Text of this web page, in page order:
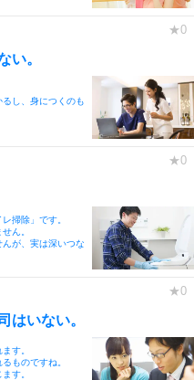
い。
し、身につくのも
掃除」です。
ん。
が、実は深いつな
はいない。
す。
ものですね。
す。